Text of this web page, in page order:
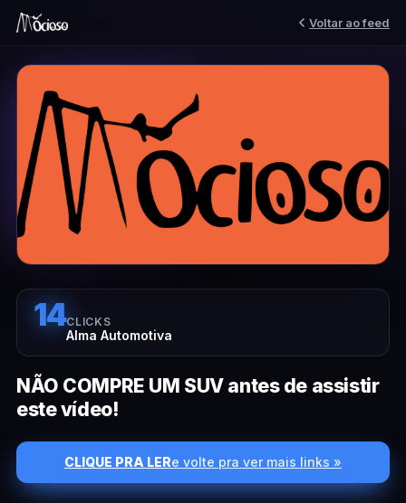
Voltar ao feed
14CLICKS
Alma Automotiva
NÃO COMPRE UM SUV antes de assistir
este vídeo!
CLIQUE PRA LERe volte pra ver mais links »